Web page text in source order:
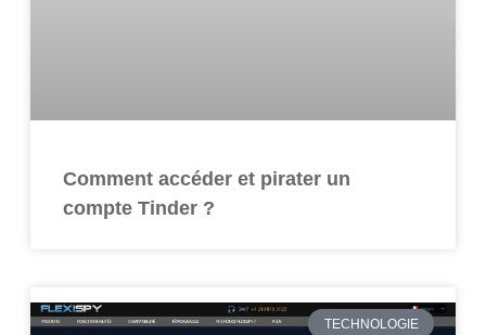
Comment accéder et pirater un
compte Tinder ?
TECHNOLOGIE